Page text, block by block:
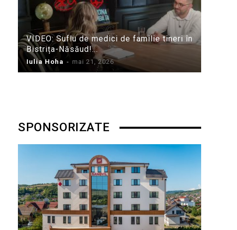
VIDEO: Suflu de medici de familie tineri în
Bistrița-Năsăud!...
Iulia Hoha - mai 21, 2026
SPONSORIZATE